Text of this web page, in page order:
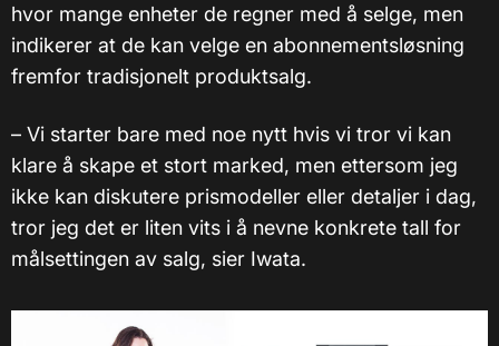
hvor mange enheter de regner med å selge, men
indikerer at de kan velge en abonnementsløsning
fremfor tradisjonelt produktsalg.
– Vi starter bare med noe nytt hvis vi tror vi kan
klare å skape et stort marked, men ettersom jeg
ikke kan diskutere prismodeller eller detaljer i dag,
tror jeg det er liten vits i å nevne konkrete tall for
målsettingen av salg, sier Iwata.